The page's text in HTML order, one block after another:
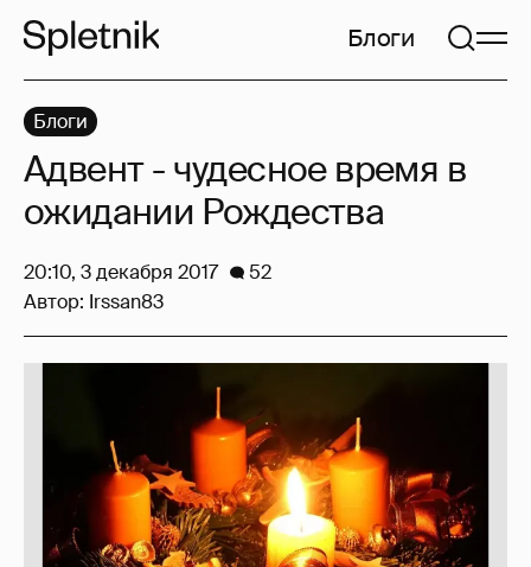
Блоги
Блоги
Адвент - чудесное время в
ожидании Рождества
20:10, 3 декабря 2017
52
Автор: Irssan83